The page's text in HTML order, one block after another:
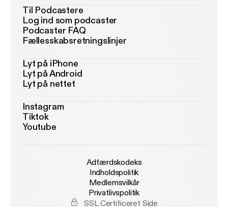
Til Podcastere
Log ind som podcaster
Podcaster FAQ
Fællesskabsretningslinjer
Lyt på iPhone
Lyt på Android
Lyt på nettet
Instagram
Tiktok
Youtube
Adfærdskodeks
Indholdspolitik
Medlemsvilkår
Privatlivspolitik
SSL Certificeret Side